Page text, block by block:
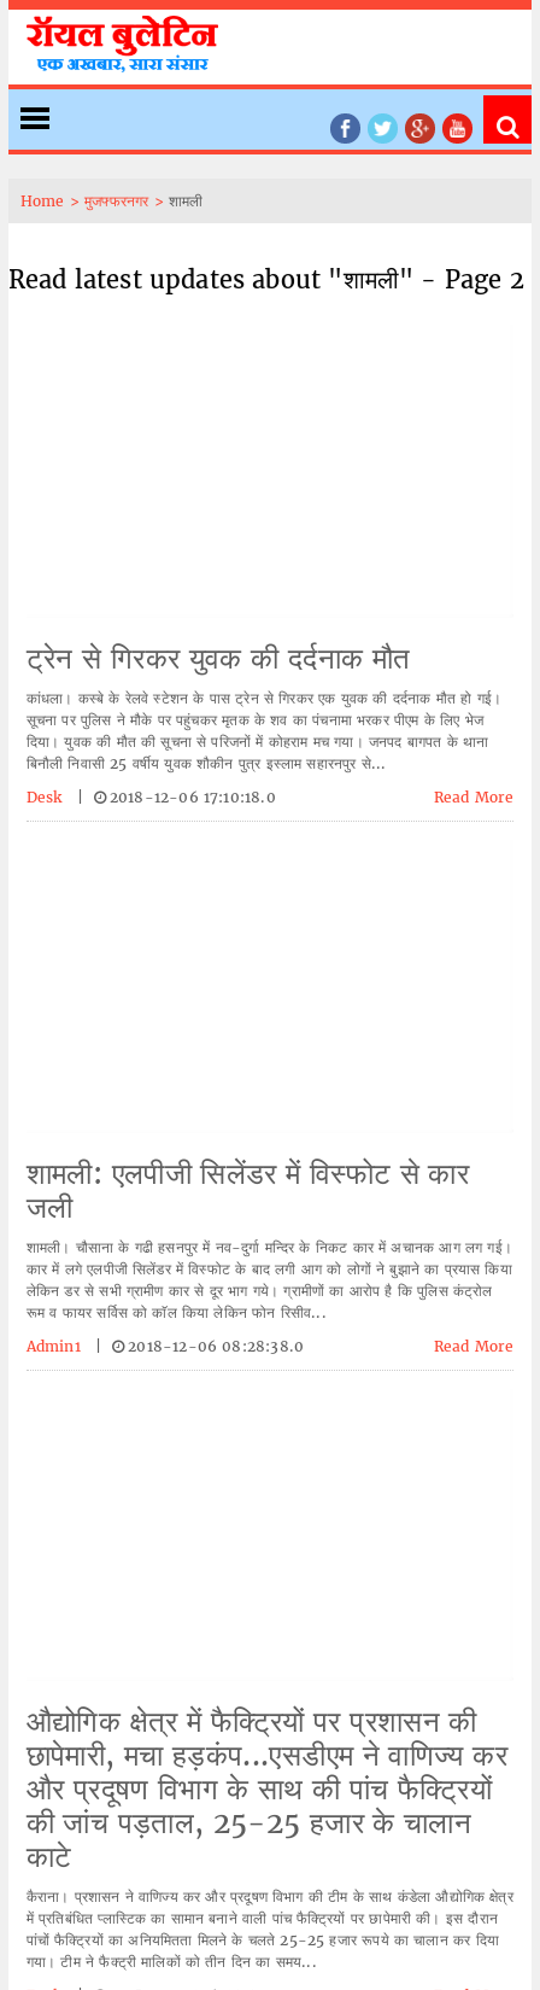
Home > मुजफ्फरनगर > शामली
Read latest updates about "शामली" - Page 2
ट्रेन से गिरकर युवक की दर्दनाक मौत
कांधला। कस्बे के रेलवे स्टेशन के पास ट्रेन से गिरकर एक युवक की दर्दनाक मौत हो गई।
सूचना पर पुलिस ने मौके पर पहुंचकर मृतक के शव का पंचनामा भरकर पीएम के लिए भेज
दिया। युवक की मौत की सूचना से परिजनों में कोहराम मच गया। जनपद बागपत के थाना
बिनौली निवासी 25 वर्षीय युवक शौकीन पुत्र इस्लाम सहारनपुर से...
Desk
2018-12-06 17:10:18.0 Read More
शामली: एलपीजी सिलेंडर में विस्फोट से कार
जली
शामली। चौसाना के गढी हसनपुर में नव-दुर्गा मन्दिर के निकट कार में अचानक आग लग गई।
कार में लगे एलपीजी सिलेंडर में विस्फोट के बाद लगी आग को लोगों ने बुझाने का प्रयास किया
लेकिन डर से सभी ग्रामीण कार से दूर भाग गये। ग्रामीणों का आरोप है कि पुलिस कंट्रोल
रूम व फायर सर्विस को काॅल किया लेकिन फोन रिसीव...
Admin1
2018-12-06 08:28:38.0 Read More
औद्योगिक क्षेत्र में फैक्ट्रियों पर प्रशासन की
छापेमारी, मचा हड़कंप...एसडीएम ने वाणिज्य कर
और प्रदूषण विभाग के साथ की पांच फैक्ट्रियों
की जांच पड़ताल, 25-25 हजार के चालान
काटे
कैराना। प्रशासन ने वाणिज्य कर और प्रदूषण विभाग की टीम के साथ कंडेला औद्योगिक क्षेत्र
में प्रतिबंधित प्लास्टिक का सामान बनाने वाली पांच फैक्ट्रियों पर छापेमारी की। इस दौरान
पांचों फैक्ट्रियों का अनियमितता मिलने के चलते 25-25 हजार रूपये का चालान कर दिया
गया। टीम ने फैक्ट्री मालिकों को तीन दिन का समय...